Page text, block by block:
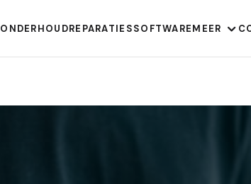
ONDERHOUDREPARATIESSOFTWAREMEER